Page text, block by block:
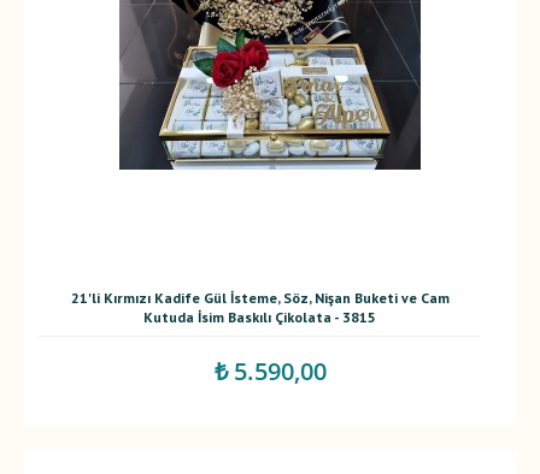
21'li Kırmızı Kadife Gül İsteme, Söz, Nişan Buketi ve Cam
Kutuda İsim Baskılı Çikolata - 3815
₺ 5.590,00